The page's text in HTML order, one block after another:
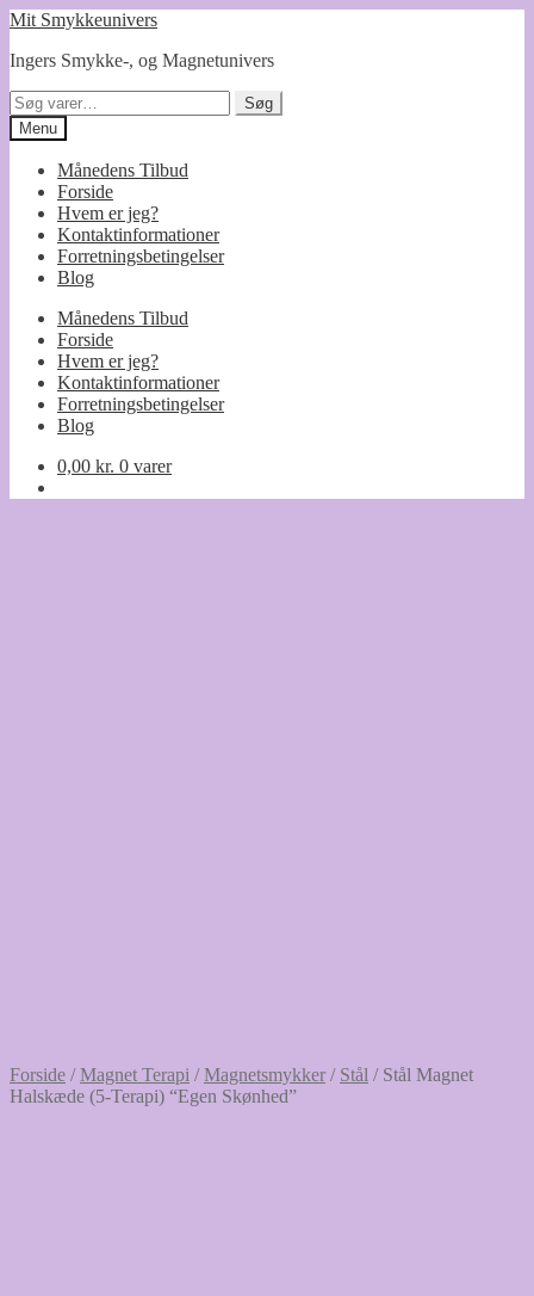
Spring
navigation
Spring
indhold
Mit Smykkeunivers
Ingers Smykke-, og Magnetunivers
Søg
efter:
Søg
Menu
Månedens Tilbud
Forside
Hvem er jeg?
Kontaktinformationer
Forretningsbetingelser
Blog
Månedens Tilbud
Forside
Hvem er jeg?
Kontaktinformationer
Forretningsbetingelser
Blog
0,00 kr. 0 varer
Forside /Magnet Terapi /Magnetsmykker / Stål / Stål Magnet
Halskæde (5-Terapi) “Egen Skønhed”